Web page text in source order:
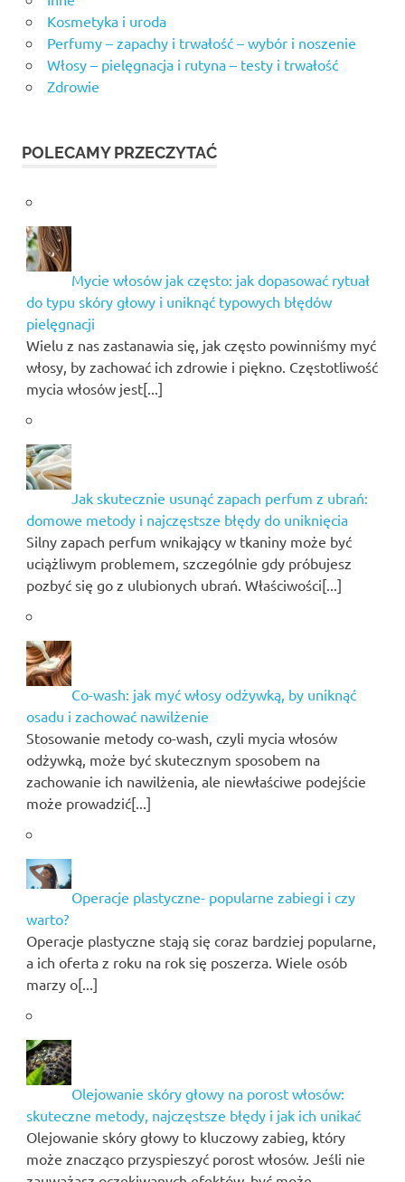
Kosmetyka i uroda
Perfumy – zapachy i trwałość – wybór i noszenie
Włosy – pielęgnacja i rutyna – testy i trwałość
Zdrowie
POLECAMY PRZECZYTAĆ
Mycie włosów jak często: jak dopasować rytuał
do typu skóry głowy i uniknąć typowych błędów
pielęgnacji
Wielu z nas zastanawia się, jak często powinniśmy myć
włosy, by zachować ich zdrowie i piękno. Częstotliwość
mycia włosów jest[...]
Jak skutecznie usunąć zapach perfum z ubrań:
domowe metody i najczęstsze błędy do uniknięcia
Silny zapach perfum wnikający w tkaniny może być
uciążliwym problemem, szczególnie gdy próbujesz
pozbyć się go z ulubionych ubrań. Właściwości[...]
Co-wash: jak myć włosy odżywką, by uniknąć
osadu i zachować nawilżenie
Stosowanie metody co-wash, czyli mycia włosów
odżywką, może być skutecznym sposobem na
zachowanie ich nawilżenia, ale niewłaściwe podejście
może prowadzić[...]
Operacje plastyczne- popularne zabiegi i czy
warto?
Operacje plastyczne stają się coraz bardziej popularne,
a ich oferta z roku na rok się poszerza. Wiele osób
marzy o[...]
Olejowanie skóry głowy na porost włosów:
skuteczne metody, najczęstsze błędy i jak ich unikać
Olejowanie skóry głowy to kluczowy zabieg, który
może znacząco przyspieszyć porost włosów. Jeśli nie